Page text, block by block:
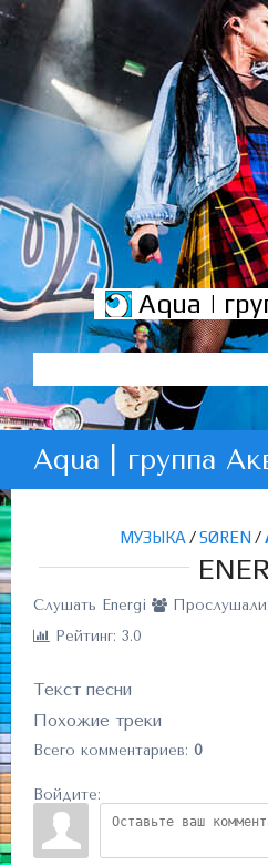
Aqua |
Aqua | группа
МУЗЫКА /SØREN /
Слушать Energi Прослушали:
Рейтинг: 3.0
Текст песни
Похожие треки
Всего комментариев: 0
Войдите: